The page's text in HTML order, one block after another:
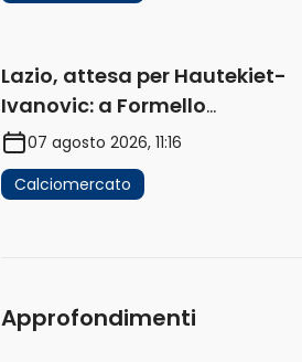
Lazio, attesa per Hautekiet-
Ivanovic: a Formello
attendono risposte
07 agosto 2026, 11:16
Calciomercato
Approfondimenti